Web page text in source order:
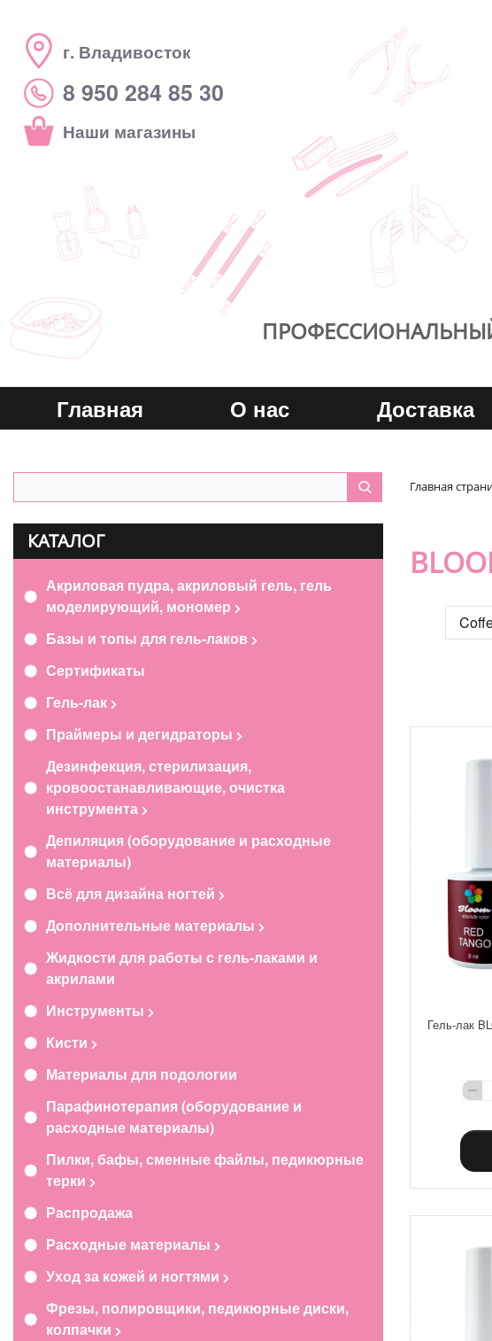
г. Владивосток
8 950 284 85 30
Наши магазины
Главная О нас Доставка
Главная
КАТАЛОГ
Акриловая пудра, акриловый гель, гель
моделирующий, мономер
Базы и топы для гель-лаков
Сертификаты
Гель-лак
Праймеры и дегидраторы
Дезинфекция, стерилизация,
кровоостанавливающие, очистка
инструмента
Депиляция (оборудование и расходные
материалы)
Всё для дизайна ногтей
Дополнительные материалы
Жидкости для работы с гель-лаками и
акрилами
Инструменты
Кисти
Материалы для подологии
Парафинотерапия (оборудование и
расходные материалы)
Пилки, бафы, сменные файлы, педикюрные
терки
Распродажа
Расходные материалы
Уход за кожей и ногтями
Фрезы, полировщики, педикюрные диски,
колпачки
Гель-лак